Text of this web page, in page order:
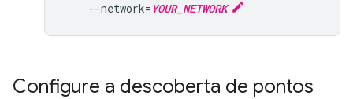
--network= YOUR_NETWORK
Configure a descoberta de pontos